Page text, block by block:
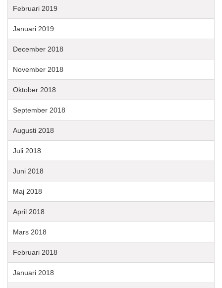
Februari 2019
Januari 2019
December 2018
November 2018
Oktober 2018
September 2018
Augusti 2018
Juli 2018
Juni 2018
Maj 2018
April 2018
Mars 2018
Februari 2018
Januari 2018